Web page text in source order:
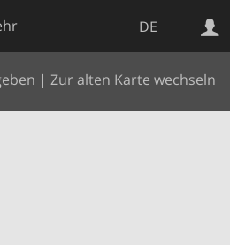
DE
| Zur alten Karte wechseln